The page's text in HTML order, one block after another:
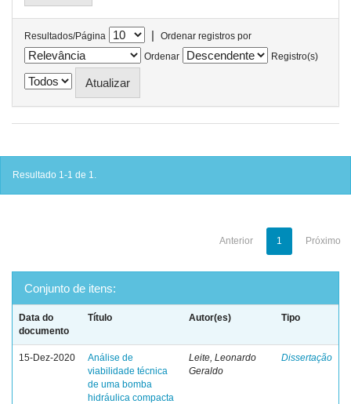
Resultados/Página |
Ordenar registros por
Ordenar
Registro(s)
Resultado 1-1 de 1.
Anterior 1 Próximo
Conjunto de itens:
Data do
documento
Título Autor(es) Tipo
15-Dez-2020
Análise de
viabilidade técnica
de uma bomba
hidráulica compacta
Leite, Leonardo
Geraldo
Dissertação